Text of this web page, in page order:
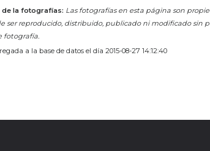
de la fotografías: Las fotografías en esta página son
ser reproducido, distribuido, publicado ni modificado sin
fotografía.
a la base de datos el día 2015-08-27 14:12:40